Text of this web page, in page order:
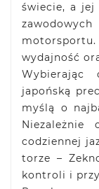
świecie, a jej
wydajność
Wybierając
japońską
myślą o
codziennej
torze –
kontroli i